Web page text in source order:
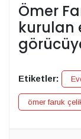
Ömer
kurulan
Etiketler:
ömer faruk